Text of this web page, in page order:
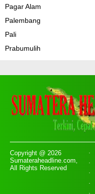
Pagar Alam
Palembang
Pali
Prabumulih
Copyright @ 2026
Sumateraheadline.com,
All Rights Reserved